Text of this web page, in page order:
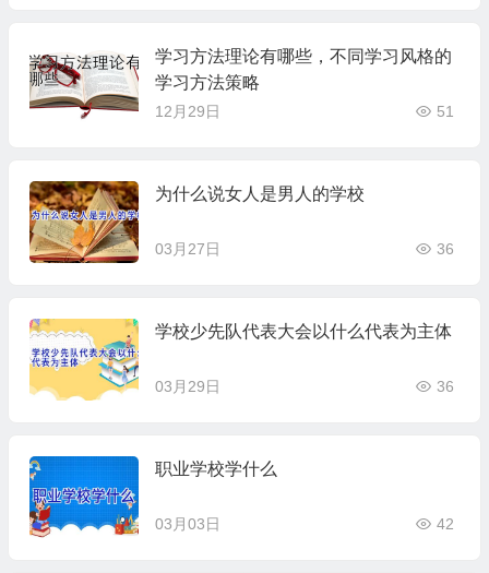
学习方法理论有哪些，不同学习风格的
学习方法策略
12月29日 51
为什么说女人是男人的学校
03月27日 36
学校少先队代表大会以什么代表为主体
03月29日 36
职业学校学什么
03月03日 42